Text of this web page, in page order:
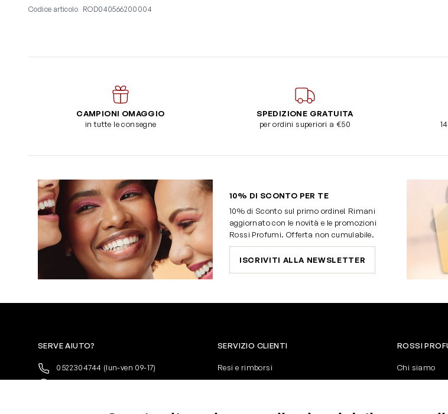
Codice articolo ROD040566200004
CAMPIONI OMAGGIO
in tutte le consegne
SPEDIZIONE GRATUITA
per ordini superiori a €50
10% DI SCONTO PER TE
10% di Sconto sul primo ordine! Rimani
aggiornato con le novità e le promozioni
Rossi Profumi. Offerta non cumulabile.
ISCRIVITI ALLA NEWSLETTER
SERVE AIUTO?
0522304744 (lun-ven 09-17)
+39 3346440838
SERVIZIO CLIENTI
Resi e rimborsi
Pagamenti
ROSSI
Chi siamo
Contattaci